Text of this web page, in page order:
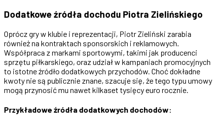
Dodatkowe źródła dochodu Piotra Zielińskiego
Oprócz gry w klubie i reprezentacji, Piotr Zieliński zarabia
również na kontraktach sponsorskich i reklamowych.
Współpraca z markami sportowymi, takimi jak producenci
sprzętu piłkarskiego, oraz udział w kampaniach promocyjnych
to istotne źródło dodatkowych przychodów. Choć dokładne
kwoty nie są publicznie znane, szacuje się, że tego typu umowy
mogą przynosić mu nawet kilkaset tysięcy euro rocznie.
Przykładowe źródła dodatkowych dochodów: